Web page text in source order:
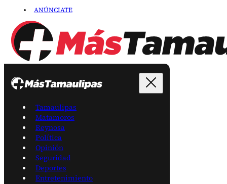
ANÚNCIATE
Tamaulipas
Matamoros
Reynosa
Política
Opinión
Seguridad
Deportes
Entretenimiento